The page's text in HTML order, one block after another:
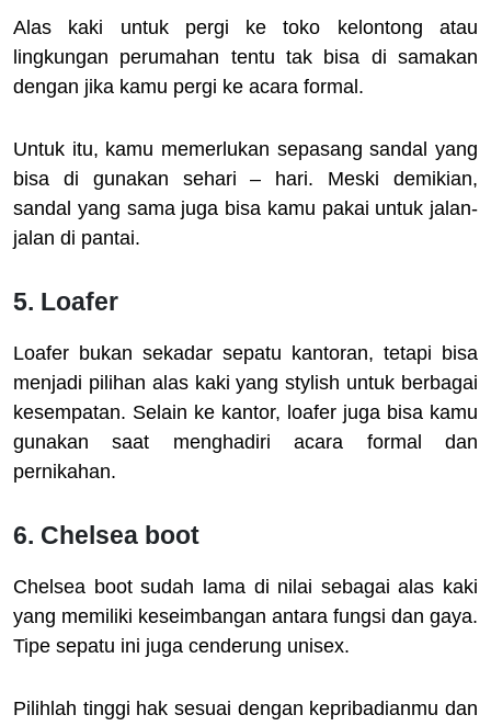
Alas kaki untuk pergi ke toko kelontong atau
lingkungan perumahan tentu tak bisa di samakan
dengan jika kamu pergi ke acara formal.
Untuk itu, kamu memerlukan sepasang sandal yang
bisa di gunakan sehari – hari. Meski demikian,
sandal yang sama juga bisa kamu pakai untuk jalan-
jalan di pantai.
5. Loafer
Loafer bukan sekadar sepatu kantoran, tetapi bisa
menjadi pilihan alas kaki yang stylish untuk berbagai
kesempatan. Selain ke kantor, loafer juga bisa kamu
gunakan saat menghadiri acara formal dan
pernikahan.
6. Chelsea boot
Chelsea boot sudah lama di nilai sebagai alas kaki
yang memiliki keseimbangan antara fungsi dan gaya.
Tipe sepatu ini juga cenderung unisex.
Pilihlah tinggi hak sesuai dengan kepribadianmu dan